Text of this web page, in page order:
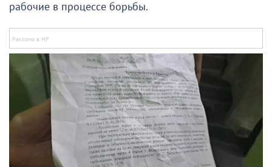
рабочие в процессе борьбы.